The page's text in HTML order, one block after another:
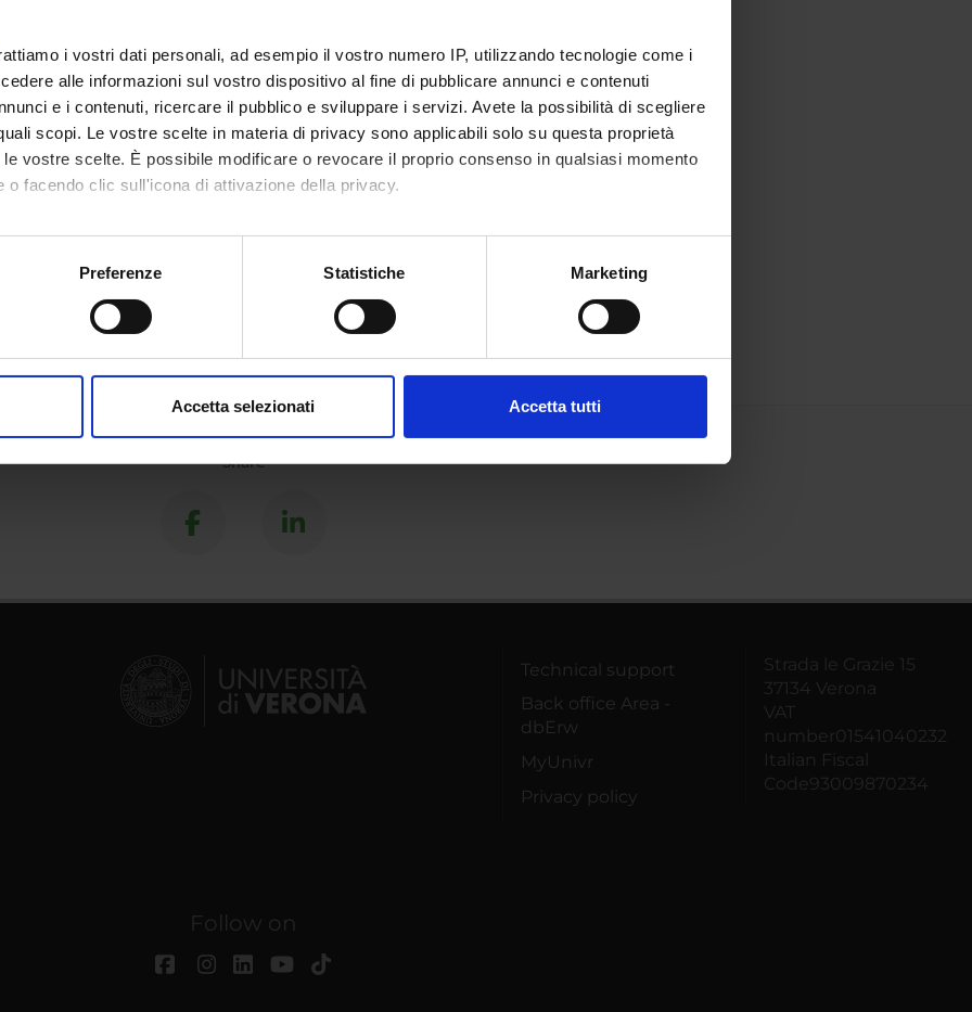
i vostri dati personali, ad esempio il vostro numero IP, utilizzando tecnologie come i
alle informazioni sul vostro dispositivo al fine di pubblicare annunci e contenuti
e i contenuti, ricercare il pubblico e sviluppare i servizi. Avete la possibilità di scegliere
scopi. Le vostre scelte in materia di privacy sono applicabili solo su questa proprietà
vostre scelte. È possibile modificare o revocare il proprio consenso in qualsiasi momento
o facendo clic sull'icona di attivazione della privacy.
anche:
sulla tua posizione geografica, con un'approssimazione di qualche metro,
in qualsiasi momento dalla Dichiarazione sui cookie.
Preferenze Statistiche Marketing
Accetta selezionati Accetta tutti
Share
Technical support
Back office Area -
dbErw
MyUnivr
Privacy policy
Strada le Grazie 15
37134 Verona
VAT
number01541040232
Italian Fiscal
Code93009870234
Follow on